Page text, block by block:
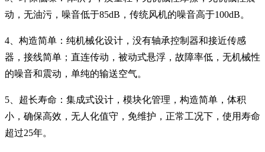
动，无油污，噪音低于85dB，传统风机的噪音高于100dB。
4、构造简单：纯机械化设计，没有轴承控制器和接近传感
器，接线简单；直连传动，被动式悬浮，故障率低，无机械性
的噪音和震动，单纯的输送空气。
5、超长寿命：集成式设计，模块化管理，构造简单，体积
小，确保高效，无人化值守，免维护，正常工况下，使用寿命
超过25年。